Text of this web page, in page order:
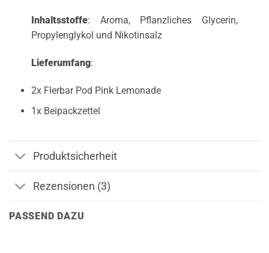
Inhaltsstoffe: Aroma, Pflanzliches Glycerin,
Propylenglykol und Nikotinsalz
Lieferumfang:
2x Flerbar Pod Pink Lemonade
1x Beipackzettel
Produktsicherheit
Rezensionen (3)
PASSEND DAZU